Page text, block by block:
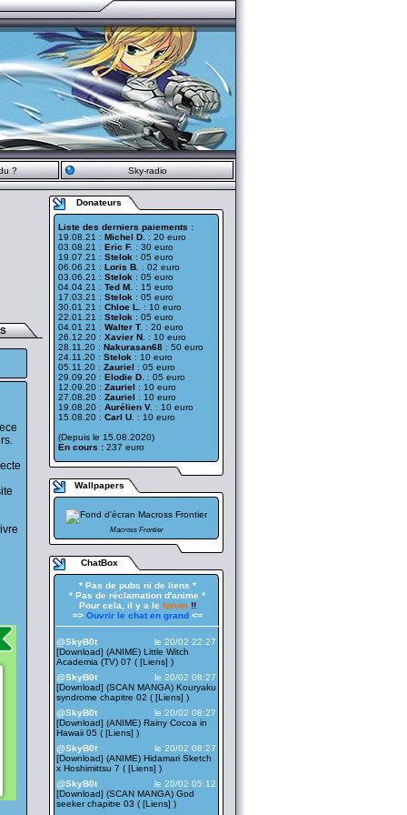
? Sky-radio
Donateurs
Liste des derniers paiements :
19.08.21 : Michel D.
: 20 euro
03.08.21 : Eric F. : 30 euro
19.07.21 : Stelok : 05 euro
06.06.21 : Loris B.
: 02 euro
03.06.21 : Stelok : 05 euro
04.04.21 : Ted M.
: 15 euro
17.03.21 : Stelok : 05 euro
30.01.21 : Chloe L.
: 10 euro
22.01.21 : Stelok : 05 euro
04.01.21 : Walter T. : 20 euro
26.12.20 : Xavier N.
: 10 euro
28.11.20 : Nakurasan68 : 50 euro
24.11.20 : Stelok : 10 euro
05.11.20 : Zauriel : 05 euro
29.09.20 : Elodie D.
: 05 euro
12.09.20 : Zauriel : 10 euro
27.08.20 : Zauriel : 10 euro
19.08.20 : Aurélien V. : 10 euro
15.08.20 : Carl U.
: 10 euro
(Depuis le 15.08.2020)
En cours : 237 euro
Wallpapers
Macross Frontier
ChatBox
* Pas de pubs ni de liens *
* Pas de réclamation d'anime *
Pour cela, il y a le forum!!
=> Ouvrir le chat en grand<=
——————————————————
@SkyB0t
le 20/02 22:27
[Download] (ANIME) Little Witch
Academia (TV) 07 ( [Liens] )
@SkyB0t
le 20/02 08:27
[Download] (SCAN MANGA) Kouryaku
syndrome chapitre 02 ( [Liens] )
@SkyB0t
le 20/02 08:27
[Download] (ANIME) Rainy Cocoa in
Hawaii 05 ( [Liens] )
@SkyB0t
le 20/02 08:27
[Download] (ANIME) Hidamari Sketch
x Hoshimittsu 7 ( [Liens] )
@SkyB0t
le 20/02 05:12
[Download] (SCAN MANGA) God
seeker chapitre 03 ( [Liens] )